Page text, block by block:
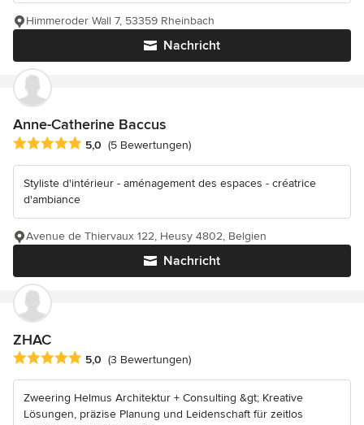
Nachricht
Himmeroder Wall 7, 53359 Rheinbach
Anne-Catherine Baccus
Durchschnittliche Bewertung: 5 von 5 Sternen
5,0 (5 Bewertungen)
Styliste d'intérieur - aménagement des espaces - créatrice
d'ambiance
Nachricht
Avenue de Thiervaux 122, Heusy 4802, Belgien
ZHAC
Durchschnittliche Bewertung: 5 von 5 Sternen
5,0 (3 Bewertungen)
Zweering Helmus Architektur + Consulting &gt; Kreative
Lösungen, präzise Planung und Leidenschaft für zeitlos